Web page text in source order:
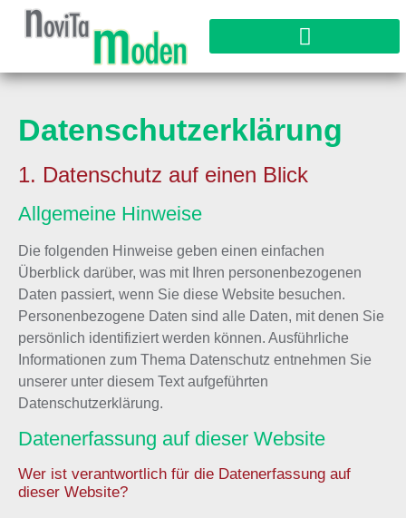
Datenschutz­erklärung
1. Datenschutz auf einen Blick
Allgemeine Hinweise
Die folgenden Hinweise geben einen einfachen
Überblick darüber, was mit Ihren personenbezogenen
Daten passiert, wenn Sie diese Website besuchen.
Personenbezogene Daten sind alle Daten, mit denen Sie
persönlich identifiziert werden können. Ausführliche
Informationen zum Thema Datenschutz entnehmen Sie
unserer unter diesem Text aufgeführten
Datenschutzerklärung.
Datenerfassung auf dieser Website
Wer ist verantwortlich für die Datenerfassung auf
dieser Website?